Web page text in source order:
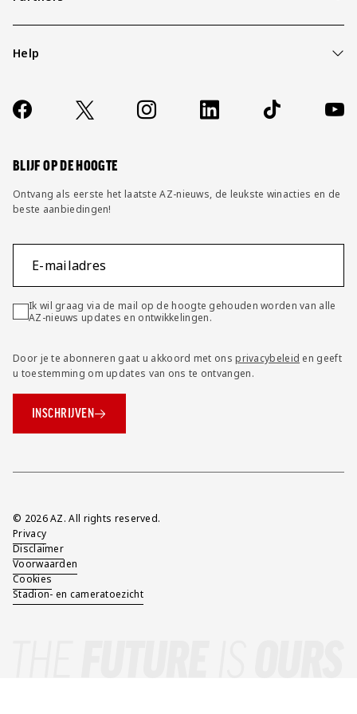
Help
Contact
FAQ
Socials
https://www.facebook.com/AZAlkmaar
X Instagram LinkedIn TikTok
BLIJF OP DE HOOGTE
Ontvang als eerste het laatste AZ-nieuws, de leukste winacties en de
beste aanbiedingen!
E-mailadres
Ik wil graag via de mail op de hoogte gehouden worden van alle
AZ-nieuws updates en ontwikkelingen.
Door je te abonneren gaat u akkoord met onsprivacybeleid en geeft
u toestemming om updates van ons te ontvangen.
INSCHRIJVEN
Overig
© 2026 AZ. All rights reserved.
Privacy
Disclaimer
Voorwaarden
Cookies
Stadion- en cameratoezicht